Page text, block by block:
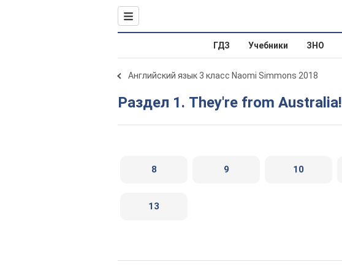
ГДЗ Учебники ЗНО
Английский язык 3 класс Naomi Simmons 2018
Раздел 1. They're from Australia!
8 9 10
13